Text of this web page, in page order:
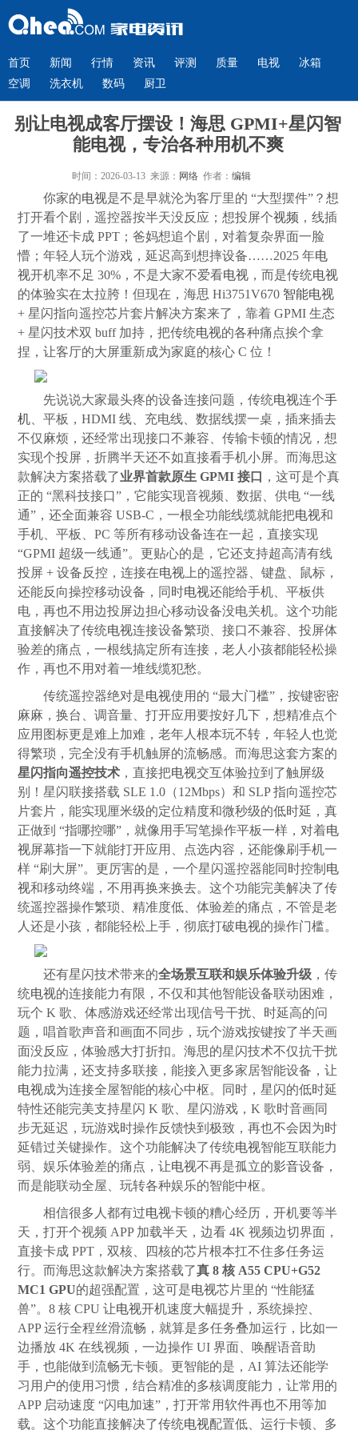
首页 新闻 行情 资讯 评测 质量 电视
冰箱
空调
洗衣机 数码 厨卫
别让电视成客厅摆设！海思 GPMI+星闪智
能电视，专治各种用机不爽
时间：2026-03-13 来源： 网络作者： 编辑
你家的电视是不是早就沦为客厅里的 “大型摆件”？想
打开看个剧，遥控器按半天没反应；想投屏个视频 ，线插
了一堆还卡成 PPT；爸妈想追个剧，对着复杂界面一脸
懵；年轻人玩个游戏，延迟高到想摔设备……2025 年电
视开机率不足 30%，不是大家不爱看电视 ，而是传统电视
的体验实在太拉胯！但现在，海思 Hi3751V670 智能电视
+ 星闪指向遥控芯片套片解决方案来了，靠着 GPMI 生态
+ 星闪技术双 buff 加持，把传统电视的各种痛点挨个拿
捏，让客厅的大屏重新成为家庭的核心 C 位！
先说说大家最头疼的设备连接问题，传统电视连个手
机 、平板，HDMI 线、充电线、数据线摆一桌，插来插去
不仅麻烦，还经常出现接口不兼容、传输卡顿的情况，想
实现个投屏，折腾半天还不如直接看手机小屏。而海思这
款解决方案搭载了业界首款原生 GPMI 接口
，这可是个真
正的 “黑科技接口”，它能实现音视频、数据、供电 “一线
通”，还全面兼容 USB-C，一根全功能线缆就能把电视和
手机、平板、PC 等所有移动设备连在一起，直接实现
“GPMI 超级一线通”。更贴心的是，它还支持超高清有线
投屏 + 设备反控，连接在电视 上的遥控器、键盘、鼠标，
还能反向操控移动设备，同时电视还能给手机、平板供
电，再也不用边投屏边担心移动设备没电关机。这个功能
直接解决了传统电视连接设备繁琐、接口不兼容、投屏体
验差的痛点，一根线搞定所有连接，老人小孩都能轻松操
作，再也不用对着一堆线缆犯愁。
传统遥控器绝对是电视使用的 “最大门槛”，按键密密
麻麻，换台、调音量、打开应用要按好几下，想精准点个
应用图标更是难上加难，老年人根本玩不转，年轻人也觉
得繁琐，完全没有手机触屏的流畅感。而海思这套方案的
星闪指向遥控技术 ，直接把电视交互体验拉到了触屏级
别！星闪联接搭载 SLE 1.0（12Mbps）和 SLP 指向遥控芯
片套片，能实现厘米级的定位精度和微秒级的低时延，真
正做到 “指哪控哪”，就像用手写笔操作平板一样，对着电
视屏幕指一下就能打开应用、点选内容，还能像刷手机一
样 “刷大屏”。更厉害的是，一个星闪遥控器能同时控制 电
视和移动终端，不用再换来换去。这个功能完美解决了传
统遥控器操作繁琐、精准度低、体验差的痛点，不管是老
人还是小孩，都能轻松上手，彻底打破电视的操作门槛。
还有星闪技术带来的全场景互联和娱乐体验升级 ，传
统电视的连接能力有限，不仅和其他智能设备联动困难，
玩个 K 歌、体感游戏还经常出现信号干扰、时延高的问
题，唱首歌声音和画面不同步，玩个游戏按键按了半天画
面没反应，体验感大打折扣。海思的星闪技术不仅抗干扰
能力拉满，还支持多联接，能接入更多家居智能设备，让
电视成为连接全屋智能的核心中枢。同时，星闪的低时延
特性还能完美支持星闪 K 歌、星闪游戏，K 歌时音画同
步无延迟，玩游戏时操作反馈快到极致，再也不会因为时
延错过关键操作。这个功能解决了传统电视智能互联能力
弱、娱乐体验差的痛点，让电视不再是孤立的影音设备，
而是能联动全屋、玩转各种娱乐的智能中枢。
相信很多人都有过电视卡顿的糟心经历，开机要等半
天，打开个视频 APP 加载半天，边看 4K 视频边切界面，
直接卡成 PPT，双核、四核的芯片根本扛不住多任务运
行。而海思这款解决方案搭载了真 8 核 A55 CPU+G52
MC1 GPU的超强配置，这可是电视芯片里的 “性能猛
兽”。8 核 CPU 让电视开机速度大幅提升，系统操控、
APP 运行全程丝滑流畅，就算是多任务叠加运行，比如一
边播放 4K 在线视频，一边操作 UI 界面、唤醒语音助
手，也能做到流畅无卡顿。更智能的是，AI 算法还能学
习用户的使用习惯，结合精准的多核调度能力，让常用的
APP 启动速度 “闪电加速”，打开常用软件再也不用等加
载。这个功能直接解决了传统电视配置低、运行卡顿、多